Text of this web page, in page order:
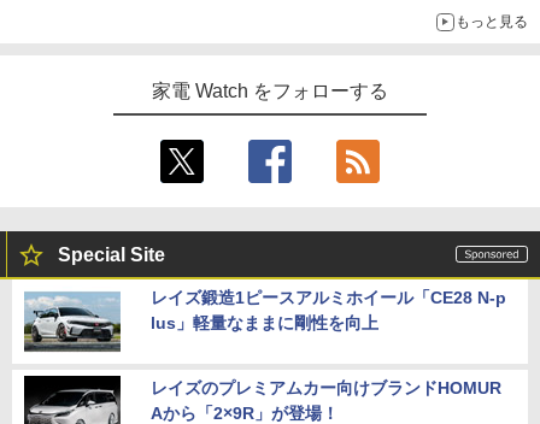
もっと見る
家電 Watch をフォローする
Special Site
レイズ鍛造1ピースアルミホイール「CE28 N-p
lus」軽量なままに剛性を向上
レイズのプレミアムカー向けブランドHOMUR
Aから「2×9R」が登場！